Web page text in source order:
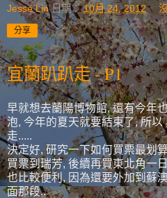
Jesse Lin 日期：10月 24, 2012
分享
宜蘭趴趴走 - P1
早就想去蘭陽博物館, 還有今年
泡, 今年的夏天就要結束了, 所
走.....
決定好, 研究一下如何買票最划
買票到瑞芳, 後續再買東北角一
也比較便利, 因為還要外加到蘇
面那段..